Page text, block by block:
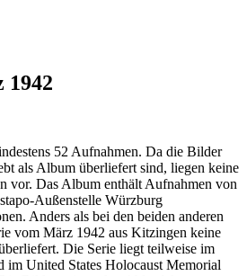
52 Aufnahmen. Da die Bilder
als Album überliefert sind, liegen keine
vor. Das Album enthält Aufnahmen von
Außenstelle Würzburg
Anders als bei den beiden anderen
vom März 1942 aus Kitzingen keine
Die Serie liegt teilweise im
im United States Holocaust Memorial